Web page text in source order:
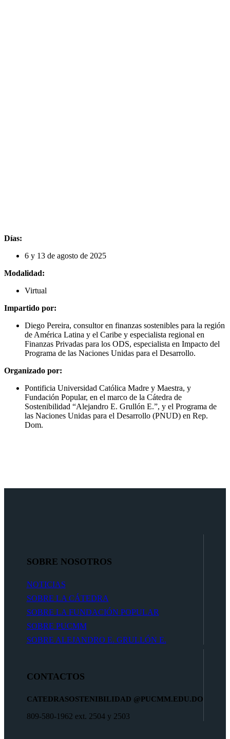
Días:
6 y 13 de agosto de 2025
Modalidad:
Virtual
Impartido por:
Diego Pereira, consultor en finanzas sostenibles para la región
de América Latina y el Caribe y especialista regional en
Finanzas Privadas para los ODS, especialista en Impacto del
Programa de las Naciones Unidas para el Desarrollo.
Organizado por:
Pontificia Universidad Católica Madre y Maestra, y
Fundación Popular, en el marco de la Cátedra de
Sostenibilidad “Alejandro E. Grullón E.”, y el Programa de
las Naciones Unidas para el Desarrollo (PNUD) en Rep.
Dom.
SOBRE NOSOTROS
NOTICIAS
SOBRE LA CÁTEDRA
SOBRE LA FUNDACIÓN POPULAR
SOBRE PUCMM
SOBRE ALEJANDRO E. GRULLÓN E.
CONTACTOS
CATEDRASOSTENIBILIDAD @PUCMM.EDU.DO
809-580-1962 ext. 2504 y 2503